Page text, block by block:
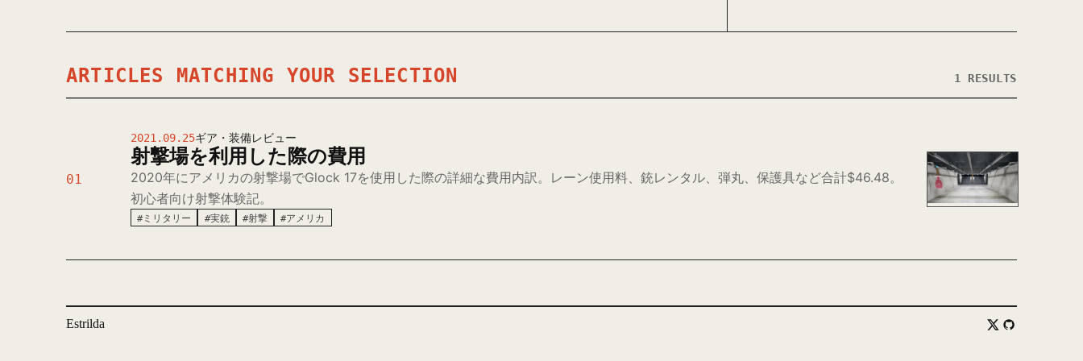
ARTICLES MATCHING YOUR SELECTION 1 RESULTS
01
2021.09.25ギア・装備レビュー
射撃場を利用した際の費用
2020年にアメリカの射撃場でGlock 17を使用した際の詳細な費用内訳。レーン使用料、銃レンタル、弾丸、保護具など合計$46.48。
初心者向け射撃体験記。
#ミリタリー #実銃 #射撃 #アメリカ
Estrilda